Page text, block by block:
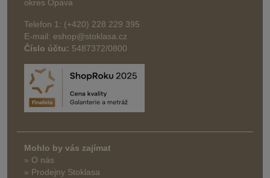
okres Opava
Telefon 1: (+420) 228 229 395
E-mail: eshop@stoklasa.cz
Číslo účtu: 5487372/0800
Mohlo by vás zajímat
» O nás
» Prodejny Stoklasa